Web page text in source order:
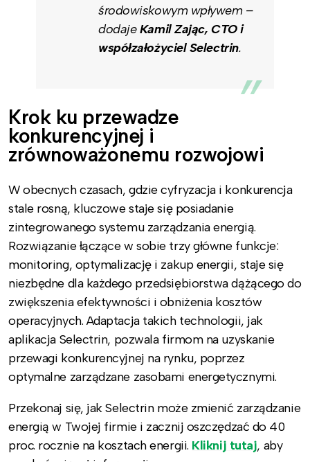
środowiskowym wpływem –
dodajeKamil Zając, CTO i
współzałożyciel Selectrin.
Krok ku przewadze
konkurencyjnej i
zrównoważonemu rozwojowi
W obecnych czasach, gdzie cyfryzacja i konkurencja
stale rosną, kluczowe staje się posiadanie
zintegrowanego systemu zarządzania energią.
Rozwiązanie łączące w sobie trzy główne funkcje:
monitoring, optymalizację i zakup energii, staje się
niezbędne dla każdego przedsiębiorstwa dążącego do
zwiększenia efektywności i obniżenia kosztów
operacyjnych. Adaptacja takich technologii, jak
aplikacja Selectrin, pozwala firmom na uzyskanie
przewagi konkurencyjnej na rynku, poprzez
optymalne zarządzane zasobami energetycznymi.
Przekonaj się, jak Selectrin może zmienić zarządzanie
energią w Twojej firmie i zacznij oszczędzać do 40
proc. rocznie na kosztach energii. Kliknij tutaj, aby